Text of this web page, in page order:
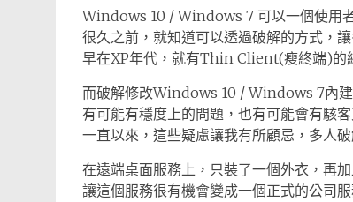
Windows 10 / Windows 7 可以一個使用
很久之前，就知道可以透過破解的方式，
早在XP年代，就有Thin Client(瘦終端)的
而破解修改Windows 10 / Windows 7內建
有可能有穩度上的問題，也有可能會有駭
一直以來，這些疑慮讓我有所顧忌，多人
在遠端桌面服務上，只裝了一個外衣，再
讓這個服務很有機會變成一個正式的公司服